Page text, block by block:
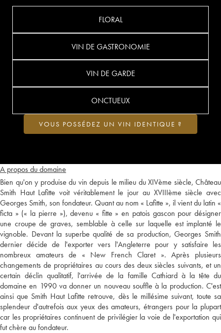
A propos du domaine
Bien qu'on y produise du vin depuis le milieu du XIVème siècle, Château
Smith Haut Lafitte voit véritablement le jour au XVIIIème siècle avec
Georges Smith, son fondateur. Quant au nom « Lafitte », il vient du latin «
ficta » (« la pierre »), devenu « fitte » en patois gascon pour désigner
une croupe de graves, semblable à celle sur laquelle est implanté le
vignoble. Devant la superbe qualité de sa production, Georges Smith
dernier décide de l'exporter vers l'Angleterre pour y satisfaire les
nombreux amateurs de « New French Claret ». Après plusieurs
changements de propriétaires au cours des deux siècles suivants, et un
certain déclin qualitatif, l'arrivée de la famille Cathiard à la tête du
domaine en 1990 va donner un nouveau souffle à la production. C'est
ainsi que Smith Haut Lafitte retrouve, dès le millésime suivant, toute sa
splendeur d'autrefois aux yeux des amateurs, étrangers pour la plupart
car les propriétaires continuent de privilégier la voie de l'exportation qui
fut chère au fondateur.
FLORAL
VIN DE GASTRONOMIE
VIN DE GARDE
ONCTUEUX
VOUS POSSÉDEZ UN VIN IDENTIQUE ?